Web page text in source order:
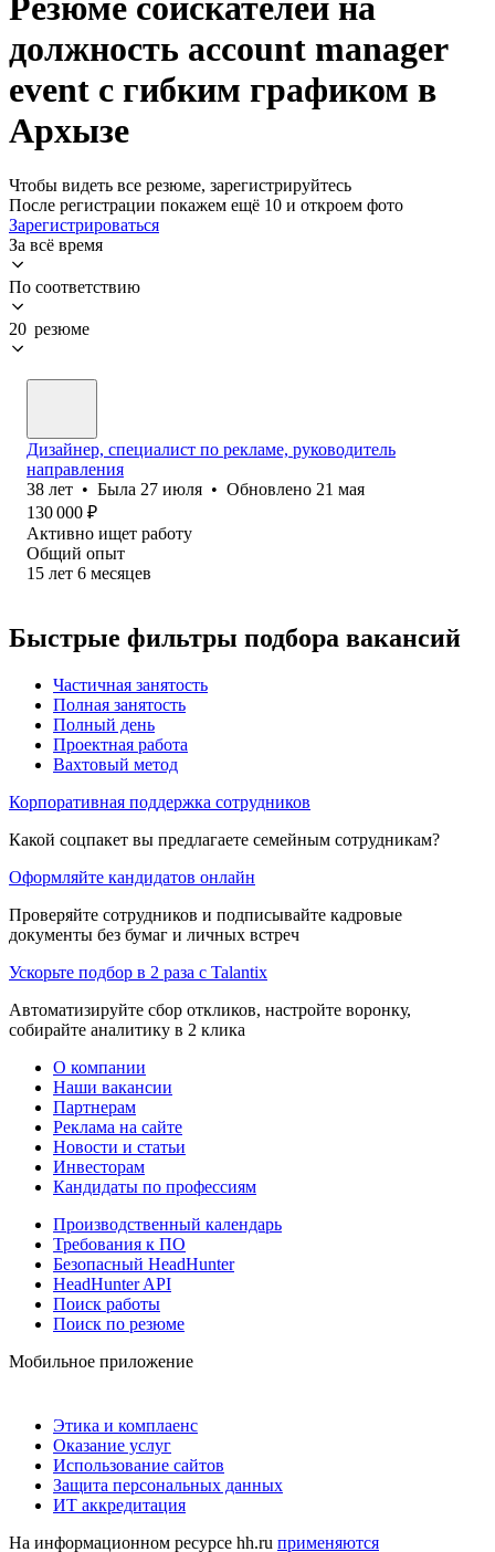
Резюме соискателей на
должность account manager
event с гибким графиком в
Архызе
Чтобы видеть все резюме, зарегистрируйтесь
После регистрации покажем ещё 10 и откроем фото
Зарегистрироваться
За всё время
По соответствию
20 резюме
Дизайнер, специалист по рекламе, руководитель
направления
38 лет • Была 27 июля • Обновлено 21 мая
130 000 ₽
Активно ищет работу
Общий опыт
15 лет 6 месяцев
Быстрые фильтры подбора вакансий
Частичная занятость
Полная занятость
Полный день
Проектная работа
Вахтовый метод
Корпоративная поддержка сотрудников
Какой соцпакет вы предлагаете семейным сотрудникам?
Оформляйте кандидатов онлайн
Проверяйте сотрудников и подписывайте кадровые
документы без бумаг и личных встреч
Ускорьте подбор в 2 раза с Talantix
Автоматизируйте сбор откликов, настройте воронку,
собирайте аналитику в 2 клика
О компании
Наши вакансии
Партнерам
Реклама на сайте
Новости и статьи
Инвесторам
Кандидаты по профессиям
Производственный календарь
Требования к ПО
Безопасный HeadHunter
HeadHunter API
Поиск работы
Поиск по резюме
Мобильное приложение
Этика и комплаенс
Оказание услуг
Использование сайтов
Защита персональных данных
ИТ аккредитация
На информационном ресурсе hh.ru применяются